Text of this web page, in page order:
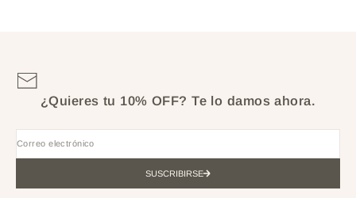
¿Quieres tu 10% OFF? Te lo damos ahora.
Correo electrónico
SUSCRIBIRSE